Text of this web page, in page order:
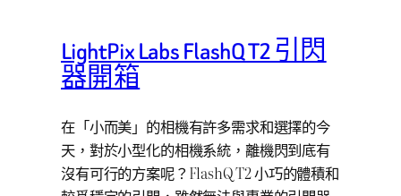
LightPix Labs FlashQ T2 引閃
器開箱
在「小而美」的相機有許多需求和選擇的今
天，對於小型化的相機系統，離機閃到底有
沒有可行的方案呢？FlashQ T2 小巧的體積和